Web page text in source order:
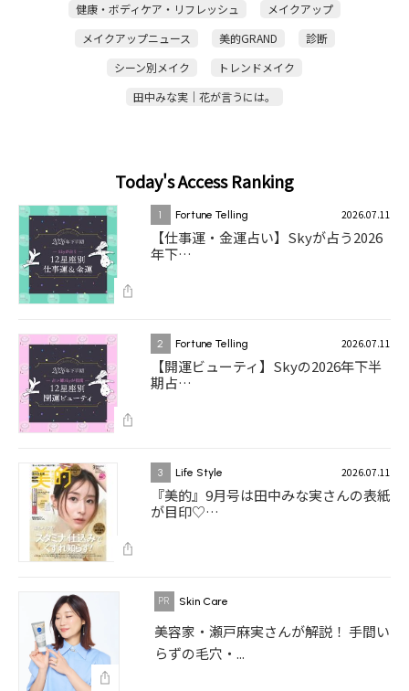
健康・ボディケア・リフレッシュ
メイクアップ
メイクアップニュース
美的GRAND
診断
シーン別メイク
トレンドメイク
田中みな実｜花が言うには。
Today's Access Ranking
1 Fortune Telling 2026.07.11
【仕事運・金運占い】Skyが占う2026
年下…
2 Fortune Telling 2026.07.11
【開運ビューティ】Skyの2026年下半
期占…
3 Life Style 2026.07.11
『美的』9月号は田中みな実さんの表紙
が目印♡…
Skin Care
美容家・瀬戸麻実さんが解説！ 手間い
らずの毛穴・...